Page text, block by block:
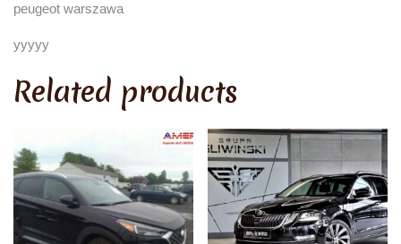
peugeot warszawa
yyyyy
Related products